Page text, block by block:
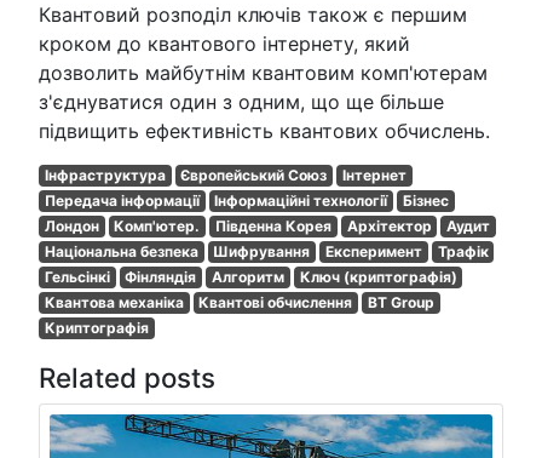
Квантовий розподіл ключів також є першим
кроком до квантового інтернету, який
дозволить майбутнім квантовим комп'ютерам
з'єднуватися один з одним, що ще більше
підвищить ефективність квантових обчислень.
Інфраструктура Європейський Союз
Інтернет
Передача інформації
Інформаційні технології
Бізнес
Лондон
Комп'ютер. Південна Корея Архітектор
Аудит
Національна безпека
Шифрування Експеримент
Трафік
Гельсінкі
Фінляндія Алгоритм
Ключ (криптографія)
Квантова механіка
Квантові обчислення
BT Group
Криптографія
Related posts